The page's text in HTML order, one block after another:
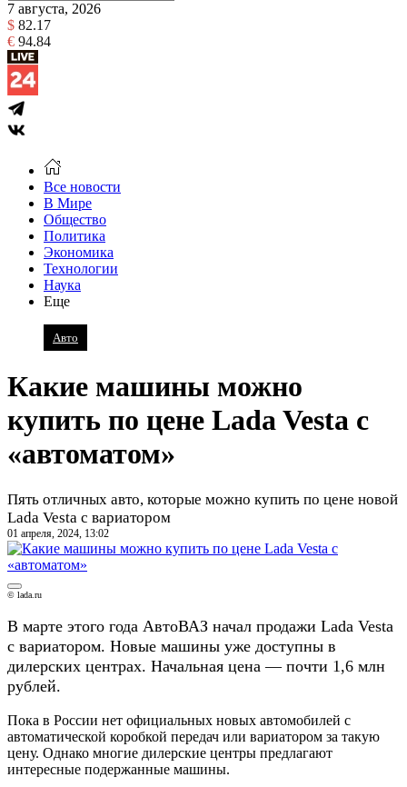
7 августа, 2026
$ 82.17
€ 94.84
Все новости
В Мире
Общество
Политика
Экономика
Технологии
Наука
Еще
Авто
Какие машины можно
купить по цене Lada Vesta с
«автоматом»
Пять отличных авто, которые можно купить по цене новой
Lada Vesta с вариатором
01 апреля, 2024, 13:02
© lada.ru
В марте этого года АвтоВАЗ начал продажи Lada Vesta
с вариатором. Новые машины уже доступны в
дилерских центрах. Начальная цена — почти 1,6 млн
рублей.
Пока в России нет официальных новых автомобилей с
автоматической коробкой передач или вариатором за такую
цену. Однако многие дилерские центры предлагают
интересные подержанные машины.